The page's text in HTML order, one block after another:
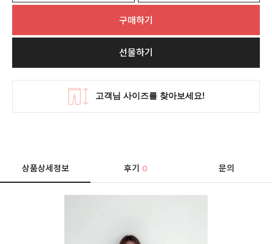
구매하기
선물하기
상품상세정보 후기0 문의